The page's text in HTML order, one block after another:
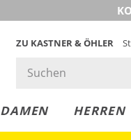
ZU KASTNER & ÖHLER
DAMEN HERREN
RESERVE